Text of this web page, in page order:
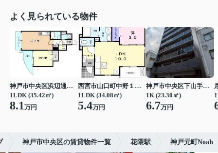
よく見られている物件
神戸市中央区浜辺通３丁目
1LDK (35.42㎡)
8.1万円
西宮市山口町中野１丁目
1LDK (34.08㎡)
5.4万円
神戸市中央区下山手通７丁目
1K (23.30㎡)
6.7万円
神戸市中央区の賃貸物件一覧 花隈駅 神戸元町Noah